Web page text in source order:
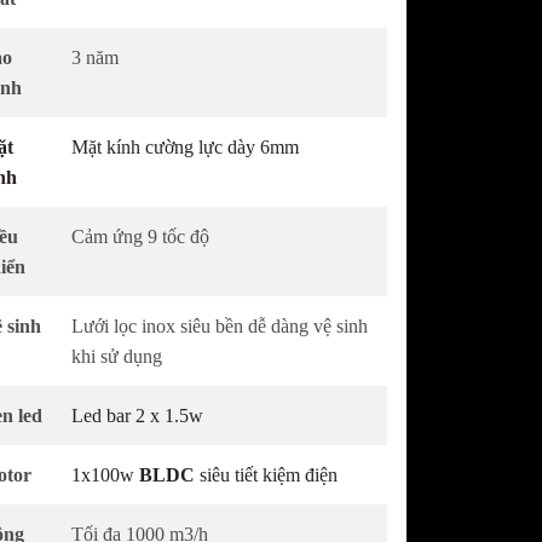
3 năm
Mặt kính cường lực dày 6mm
Cảm ứng 9 tốc độ
sinh
Lưới lọc inox siêu bền dễ dàng vệ sinh
khi sử dụng
led Led bar 2 x 1.5w
1x100w BLDC siêu tiết kiệm điện
Tối đa 1000 m3/h